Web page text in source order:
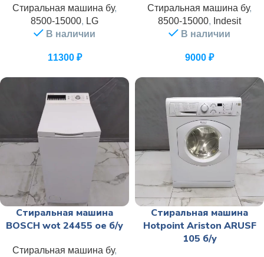
Стиральная машина бу,
8500-15000, LG
В наличии
11300 ₽
Стиральная машина бу,
8500-15000, Indesit
В наличии
9000 ₽
Стиральная машина
BOSCH wot 24455 oe б/у
Стиральная машина бу,
Стиральная машина
Hotpoint Ariston ARUSF
105 б/у